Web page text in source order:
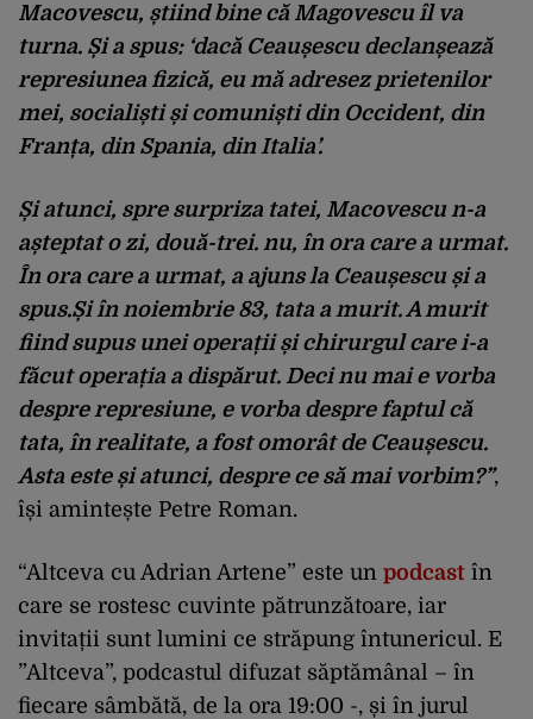
Macovescu, știind bine că Magovescu îl va
turna. Și a spus: ‘dacă Ceaușescu declanșează
represiunea fizică, eu mă adresez prietenilor
mei, socialiști și comuniști din Occident, din
Franța, din Spania, din Italia’.
Și atunci, spre surpriza tatei, Macovescu n-a
așteptat o zi, două-trei. nu, în ora care a urmat.
În ora care a urmat, a ajuns la Ceaușescu și a
spus.Și în noiembrie 83, tata a murit. A murit
fiind supus unei operații și chirurgul care i-a
făcut operația a dispărut. Deci nu mai e vorba
despre represiune, e vorba despre faptul că
tata, în realitate, a fost omorât de Ceaușescu.
Asta este și atunci, despre ce să mai vorbim?”,
își amintește Petre Roman.
“Altceva cu Adrian Artene” este un podcast în
care se rostesc cuvinte pătrunzătoare, iar
invitații sunt lumini ce străpung întunericul. E
”Altceva”, podcastul difuzat săptămânal – în
fiecare sâmbătă, de la ora 19:00 -, și în jurul